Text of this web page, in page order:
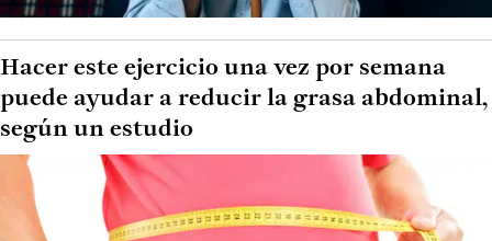
Hacer este ejercicio una vez por semana
puede ayudar a reducir la grasa abdominal,
según un estudio